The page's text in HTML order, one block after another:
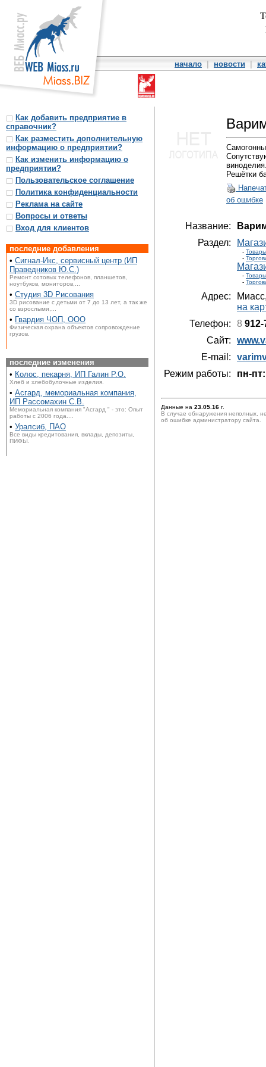
начало новости
Как добавить предприятие в
справочник?
Как разместить дополнительную
информацию о предприятии?
Как изменить информацию о
предприятии?
Пользовательское соглашение
Политика конфиденциальности
Реклама на сайте
Вопросы и ответы
Вход для клиентов
последние добавления
• Сигнал-Икс, сервисный центр (ИП
Праведников Ю.С.)
Ремонт сотовых телефонов, планшетов,
ноутбуков, мониторов,...
• Студия 3D Рисования
3D рисование с детьми от 7 до 13 лет, а так же
со взрослыми,...
• Гвардия ЧОП, ООО
Физическая охрана объектов сопровождение
грузов.
последние изменения
• Колос, пекарня, ИП Галин Р.О.
Хлеб и хлебобулочные изделия.
• Асгард, мемориальная компания,
ИП Рассомахин С.В.
Мемориальная компания "Асгард " - это: Опыт
работы с 2006 года....
• Уралсиб, ПАО
Все виды кредитования, вклады, депозиты,
ПИФЫ.
Решётки
об ошибке
Название:
Раздел:
-
-
-
-
Адрес:
на
Телефон:
8 912-
Сайт:
E-mail:
Режим работы:
пн-
Данные на 23.05.16 г.
В случае обнаружения неполных,
об ошибке администратору сайта.